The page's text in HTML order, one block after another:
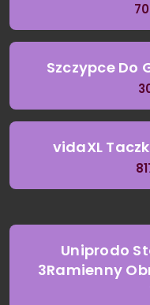
Szczypce Do
vidaXL
Uniprodo
3Ramienny